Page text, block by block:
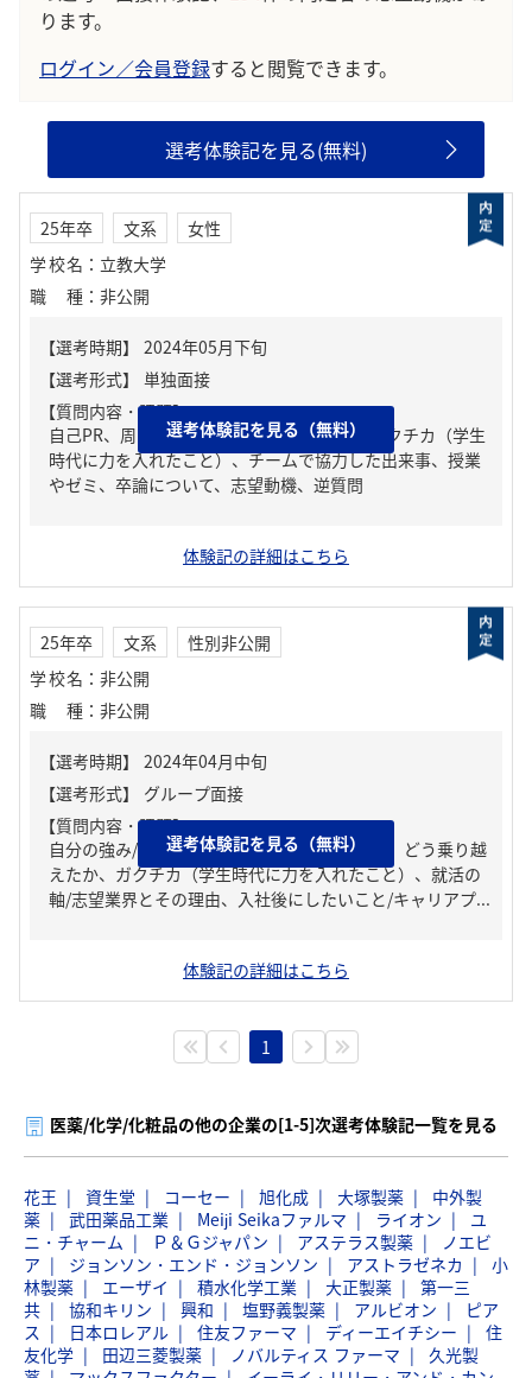
ります。
ログイン／会員登録すると閲覧できます。
選考体験記を見る(無料)
25年卒 文系
女性
学校名 ： 立教大学
職種 ： 非公開
【質問内容・課題】
自己PR、周りからどんな人といわれる？、ガクチカ（学生
時代に力を入れたこと）、チームで協力した出来事、授業
やゼミ、卒論について、志望動機、逆質問
選考体験記を見る（無料）
体験記の詳細はこちら
25年卒 文系
性別非公開
学校名 ： 非公開
職種 ： 非公開
【質問内容・課題】
自分の強み/弱み、人生の中で大きな挫折経験。どう乗り越
えたか、ガクチカ（学生時代に力を入れたこと）、就活の
軸/志望業界とその理由、入社後にしたいこと/キャリアプ...
選考体験記を見る（無料）
体験記の詳細はこちら
1
医薬/化学/化粧品の他の企業の[1-5]次選考体験記一覧を見る
花王 資生堂 コーセー 旭化成 大塚製薬
中外製
薬
武田薬品工業 Meiji Seikaファルマ ライオン
ユ
ニ・チャーム
Ｐ＆Ｇジャパン アステラス製薬
ノエビ
ア
ジョンソン・エンド・ジョンソン アストラゼネカ
小
林製薬
エーザイ 積水化学工業 大正製薬
第一三
共
協和キリン 興和 塩野義製薬 アルビオン
ピア
ス
日本ロレアル 住友ファーマ ディーエイチシー
住
友化学
田辺三菱製薬 ノバルティス ファーマ
久光製